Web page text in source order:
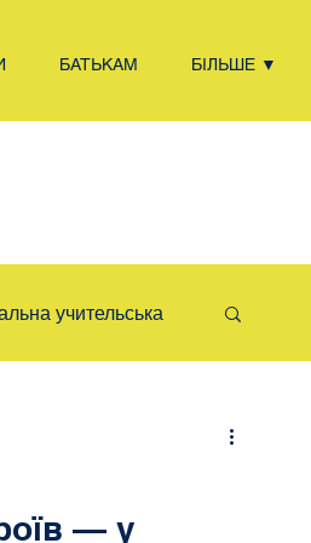
БАТЬКАМ БІЛЬШЕ ▼
учительська
— у